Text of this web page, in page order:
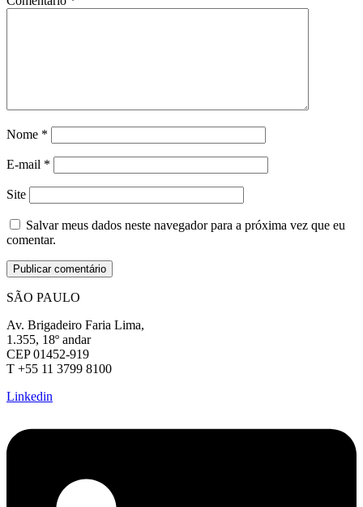
Nome *
E-mail *
Site
Salvar meus dados neste navegador para a próxima vez que eu
comentar.
SÃO PAULO
Av. Brigadeiro Faria Lima,
1.355, 18º andar
CEP 01452-919
T +55 11 3799 8100
Linkedin